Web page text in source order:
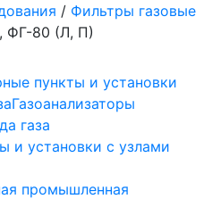
/ Фильтры газовые
ФГ-80 (Л, П)
пункты и установки
Газоанализаторы
газа
и установки с узлами
промышленная